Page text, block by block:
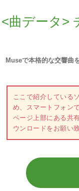
<曲データ>
Museで本格的な交響曲
ここで紹介している
め、スマートフォン
ページ上部にある共
ウンロードをお願い